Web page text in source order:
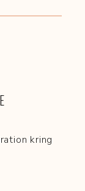
kring